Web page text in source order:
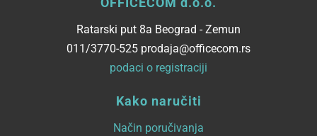
Ratarski put 8a Beograd - Zemun
011/3770-525 prodaja@officecom.rs
podaci o registraciji
Kako naručiti
Način poručivanja